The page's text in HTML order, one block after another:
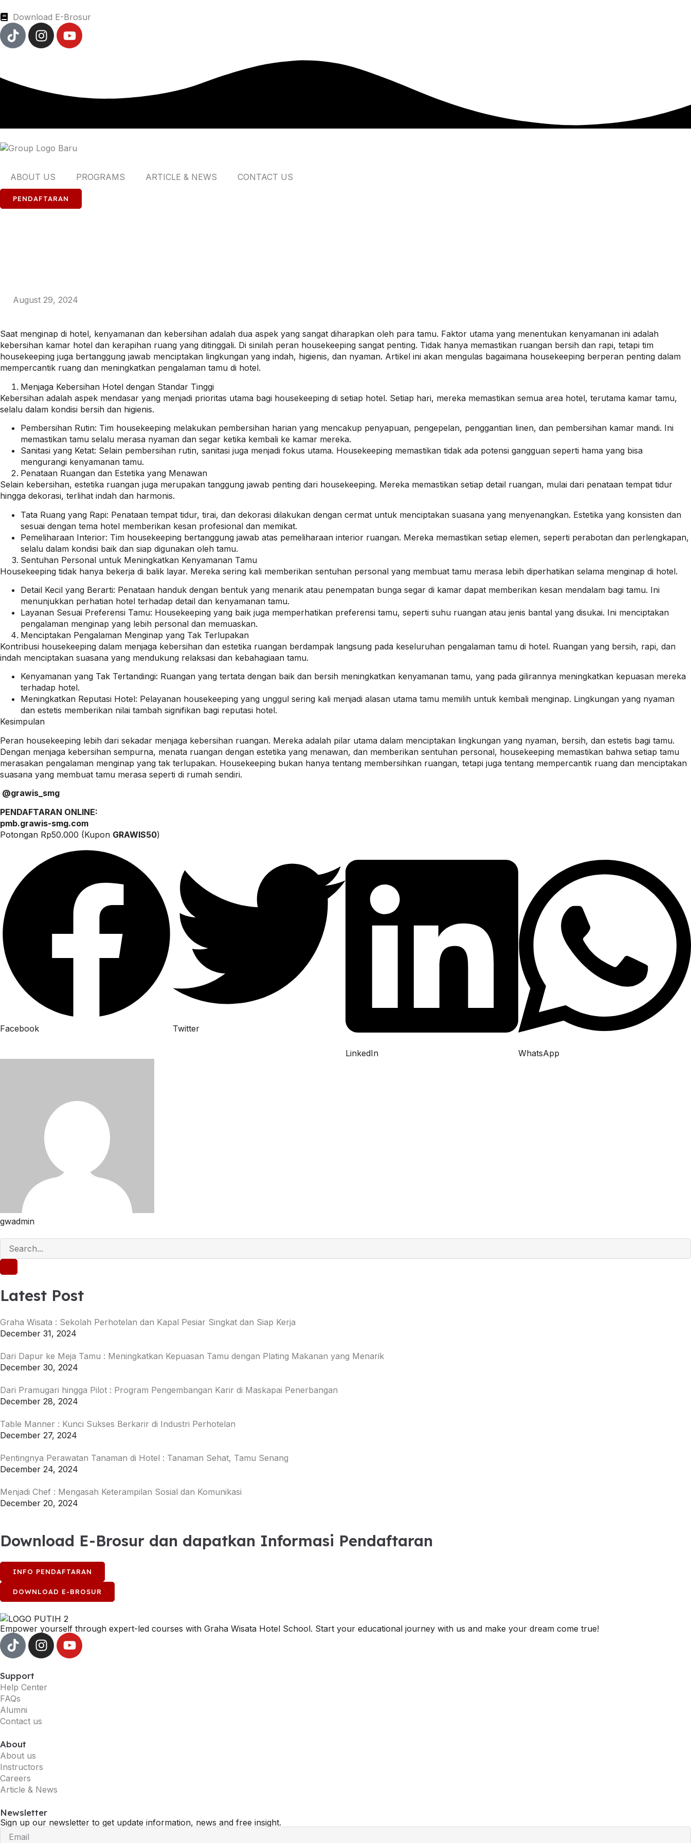
Download E-Brosur
ABOUT US PROGRAMS ARTICLE & NEWS CONTACT US
PENDAFTARAN
August 29, 2024
Saat menginap di hotel, kenyamanan dan kebersihan adalah dua aspek yang sangat diharapkan oleh para tamu. Faktor utama yang menentukan kenyamanan ini adalah
kebersihan kamar hotel dan kerapihan ruang yang ditinggali. Di sinilah peran housekeeping sangat penting. Tidak hanya memastikan ruangan bersih dan rapi, tetapi tim
housekeeping juga bertanggung jawab menciptakan lingkungan yang indah, higienis, dan nyaman. Artikel ini akan mengulas bagaimana housekeeping berperan penting dalam
mempercantik ruang dan meningkatkan pengalaman tamu di hotel.
Menjaga Kebersihan Hotel dengan Standar Tinggi
Kebersihan adalah aspek mendasar yang menjadi prioritas utama bagi housekeeping di setiap hotel. Setiap hari, mereka memastikan semua area hotel, terutama kamar tamu,
selalu dalam kondisi bersih dan higienis.
Pembersihan Rutin: Tim housekeeping melakukan pembersihan harian yang mencakup penyapuan, pengepelan, penggantian linen, dan pembersihan kamar mandi. Ini
memastikan tamu selalu merasa nyaman dan segar ketika kembali ke kamar mereka.
Sanitasi yang Ketat: Selain pembersihan rutin, sanitasi juga menjadi fokus utama. Housekeeping memastikan tidak ada potensi gangguan seperti hama yang bisa
mengurangi kenyamanan tamu.
Penataan Ruangan dan Estetika yang Menawan
Selain kebersihan, estetika ruangan juga merupakan tanggung jawab penting dari housekeeping. Mereka memastikan setiap detail ruangan, mulai dari penataan tempat tidur
hingga dekorasi, terlihat indah dan harmonis.
Tata Ruang yang Rapi: Penataan tempat tidur, tirai, dan dekorasi dilakukan dengan cermat untuk menciptakan suasana yang menyenangkan. Estetika yang konsisten dan
sesuai dengan tema hotel memberikan kesan profesional dan memikat.
Pemeliharaan Interior: Tim housekeeping bertanggung jawab atas pemeliharaan interior ruangan. Mereka memastikan setiap elemen, seperti perabotan dan perlengkapan,
selalu dalam kondisi baik dan siap digunakan oleh tamu.
Sentuhan Personal untuk Meningkatkan Kenyamanan Tamu
Housekeeping tidak hanya bekerja di balik layar. Mereka sering kali memberikan sentuhan personal yang membuat tamu merasa lebih diperhatikan selama menginap di hotel.
Detail Kecil yang Berarti: Penataan handuk dengan bentuk yang menarik atau penempatan bunga segar di kamar dapat memberikan kesan mendalam bagi tamu. Ini
menunjukkan perhatian hotel terhadap detail dan kenyamanan tamu.
Layanan Sesuai Preferensi Tamu: Housekeeping yang baik juga memperhatikan preferensi tamu, seperti suhu ruangan atau jenis bantal yang disukai. Ini menciptakan
pengalaman menginap yang lebih personal dan memuaskan.
Menciptakan Pengalaman Menginap yang Tak Terlupakan
Kontribusi housekeeping dalam menjaga kebersihan dan estetika ruangan berdampak langsung pada keseluruhan pengalaman tamu di hotel. Ruangan yang bersih, rapi, dan
indah menciptakan suasana yang mendukung relaksasi dan kebahagiaan tamu.
Kenyamanan yang Tak Tertandingi: Ruangan yang tertata dengan baik dan bersih meningkatkan kenyamanan tamu, yang pada gilirannya meningkatkan kepuasan mereka
terhadap hotel.
Meningkatkan Reputasi Hotel: Pelayanan housekeeping yang unggul sering kali menjadi alasan utama tamu memilih untuk kembali menginap. Lingkungan yang nyaman
dan estetis memberikan nilai tambah signifikan bagi reputasi hotel.
Kesimpulan
Peran housekeeping lebih dari sekadar menjaga kebersihan ruangan. Mereka adalah pilar utama dalam menciptakan lingkungan yang nyaman, bersih, dan estetis bagi tamu.
Dengan menjaga kebersihan sempurna, menata ruangan dengan estetika yang menawan, dan memberikan sentuhan personal, housekeeping memastikan bahwa setiap tamu
merasakan pengalaman menginap yang tak terlupakan. Housekeeping bukan hanya tentang membersihkan ruangan, tetapi juga tentang mempercantik ruang dan menciptakan
suasana yang membuat tamu merasa seperti di rumah sendiri.
@grawis_smg
PENDAFTARAN ONLINE:
pmb.grawis-smg.com
Potongan Rp50.000 (Kupon GRAWIS50)
Facebook Twitter
LinkedIn WhatsApp
gwadmin
Latest Post
Graha Wisata : Sekolah Perhotelan dan Kapal Pesiar Singkat dan Siap Kerja
December 31, 2024
Dari Dapur ke Meja Tamu : Meningkatkan Kepuasan Tamu dengan Plating Makanan yang Menarik
December 30, 2024
Dari Pramugari hingga Pilot : Program Pengembangan Karir di Maskapai Penerbangan
December 28, 2024
Table Manner : Kunci Sukses Berkarir di Industri Perhotelan
December 27, 2024
Pentingnya Perawatan Tanaman di Hotel : Tanaman Sehat, Tamu Senang
December 24, 2024
Menjadi Chef : Mengasah Keterampilan Sosial dan Komunikasi
December 20, 2024
Download E-Brosur dan dapatkan Informasi Pendaftaran
INFO PENDAFTARAN
DOWNLOAD E-BROSUR
Empower yourself through expert-led courses with Graha Wisata Hotel School. Start your educational journey with us and make your dream come true!
Support
Help Center
FAQs
Alumni
Contact us
About
About us
Instructors
Careers
Article & News
Newsletter
Sign up our newsletter to get update information, news and free insight.